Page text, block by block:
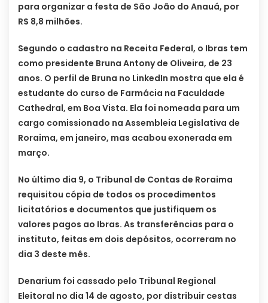
para organizar a festa de São João do Anauá, por
R$ 8,8 milhões.
Segundo o cadastro na Receita Federal, o Ibras tem
como presidente Bruna Antony de Oliveira, de 23
anos. O perfil de Bruna no LinkedIn mostra que ela é
estudante do curso de Farmácia na Faculdade
Cathedral, em Boa Vista. Ela foi nomeada para um
cargo comissionado na Assembleia Legislativa de
Roraima, em janeiro, mas acabou exonerada em
março.
No último dia 9, o Tribunal de Contas de Roraima
requisitou cópia de todos os procedimentos
licitatórios e documentos que justifiquem os
valores pagos ao Ibras. As transferências para o
instituto, feitas em dois depósitos, ocorreram no
dia 3 deste mês.
Denarium foi cassado pelo Tribunal Regional
Eleitoral no dia 14 de agosto, por distribuir cestas